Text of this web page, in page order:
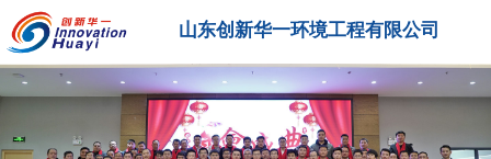
山东创新华一环境工程有限公司